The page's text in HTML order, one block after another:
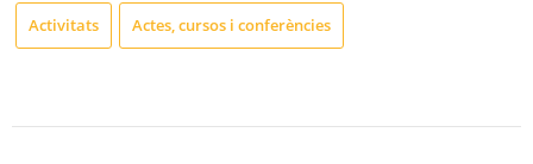
Activitats Actes, cursos i conferències